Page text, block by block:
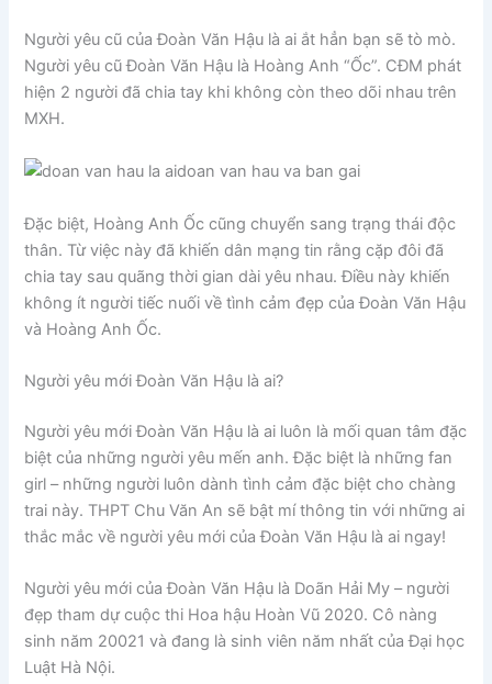
Người yêu cũ của Đoàn Văn Hậu là ai ắt hẳn bạn sẽ tò mò.
Người yêu cũ Đoàn Văn Hậu là Hoàng Anh “Ốc”. CĐM phát
hiện 2 người đã chia tay khi không còn theo dõi nhau trên
MXH.
Đặc biệt, Hoàng Anh Ốc cũng chuyển sang trạng thái độc
thân. Từ việc này đã khiến dân mạng tin rằng cặp đôi đã
chia tay sau quãng thời gian dài yêu nhau. Điều này khiến
không ít người tiếc nuối về tình cảm đẹp của Đoàn Văn Hậu
và Hoàng Anh Ốc.
Người yêu mới Đoàn Văn Hậu là ai?
Người yêu mới Đoàn Văn Hậu là ai luôn là mối quan tâm đặc
biệt của những người yêu mến anh. Đặc biệt là những fan
girl – những người luôn dành tình cảm đặc biệt cho chàng
trai này. THPT Chu Văn An sẽ bật mí thông tin với những ai
thắc mắc về người yêu mới của Đoàn Văn Hậu là ai ngay!
Người yêu mới của Đoàn Văn Hậu là Doãn Hải My – người
đẹp tham dự cuộc thi Hoa hậu Hoàn Vũ 2020. Cô nàng
sinh năm 20021 và đang là sinh viên năm nhất của Đại học
Luật Hà Nội.